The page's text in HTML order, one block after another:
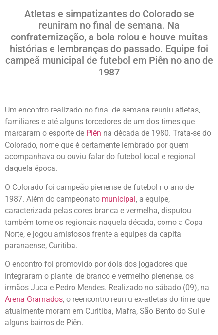
Atletas e simpatizantes do Colorado se
reuniram no final de semana. Na
confraternização, a bola rolou e houve muitas
histórias e lembranças do passado. Equipe foi
campeã municipal de futebol em Piên no ano de
1987
Um encontro realizado no final de semana reuniu atletas,
familiares e até alguns torcedores de um dos times que
marcaram o esporte de Piên na década de 1980. Trata-se do
Colorado, nome que é certamente lembrado por quem
acompanhava ou ouviu falar do futebol local e regional
daquela época.
O Colorado foi campeão pienense de futebol no ano de
1987. Além do campeonato municipal, a equipe,
caracterizada pelas cores branca e vermelha, disputou
também torneios regionais naquela década, como a Copa
Norte, e jogou amistosos frente a equipes da capital
paranaense, Curitiba.
O encontro foi promovido por dois dos jogadores que
integraram o plantel de branco e vermelho pienense, os
irmãos Juca e Pedro Mendes. Realizado no sábado (09), na
Arena Gramados, o reencontro reuniu ex-atletas do time que
atualmente moram em Curitiba, Mafra, São Bento do Sul e
alguns bairros de Piên.